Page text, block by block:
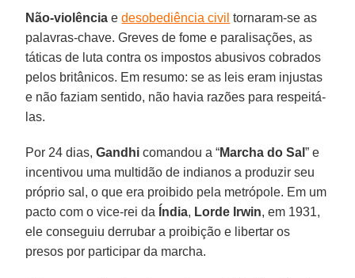
Não-violência edesobediência civil tornaram-se as
palavras-chave. Greves de fome e paralisações, as
táticas de luta contra os impostos abusivos cobrados
pelos britânicos. Em resumo: se as leis eram injustas
e não faziam sentido, não havia razões para respeitá-
las.
Por 24 dias,Gandhi comandou a “Marcha do Sal” e
incentivou uma multidão de indianos a produzir seu
próprio sal, o que era proibido pela metrópole. Em um
pacto com o vice-rei da Índia, Lorde Irwin, em 1931,
ele conseguiu derrubar a proibição e libertar os
presos por participar da marcha.